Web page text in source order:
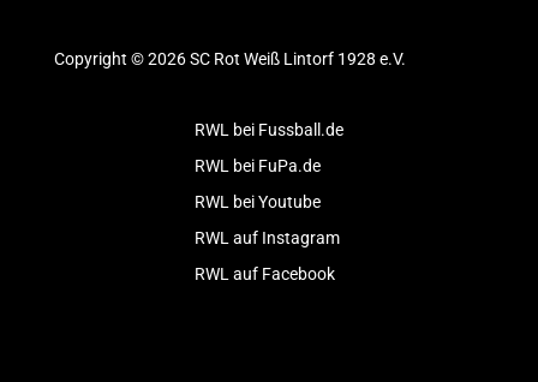
Copyright © 2026 SC Rot Weiß Lintorf 1928 e.V.
RWL bei Fussball.de
RWL bei FuPa.de
RWL bei Youtube
RWL auf Instagram
RWL auf Facebook